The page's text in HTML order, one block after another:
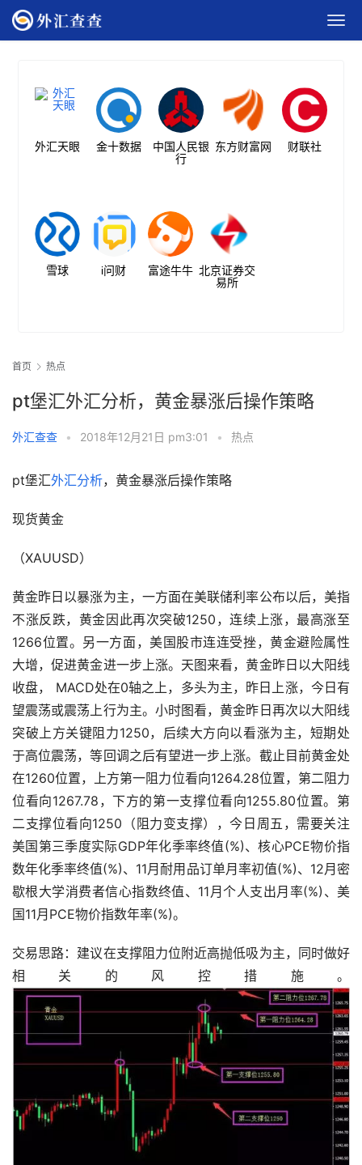
外汇天眼 金十数据
中国人民银
行
东方财富网 财联社
雪球 i问财 富途牛牛 北京证券交
易所
首页 热点
pt堡汇外汇分析，黄金暴涨后操作策略
外汇查查 • 2018年12月21日 pm3:01 • 热点
pt堡汇外汇分析，黄金暴涨后操作策略
现货黄金
（XAUUSD）
黄金昨日以暴涨为主，一方面在美联储利率公布以后，美指
不涨反跌，黄金因此再次突破1250，连续上涨，最高涨至
1266位置。另一方面，美国股市连连受挫，黄金避险属性
大增，促进黄金进一步上涨。天图来看，黄金昨日以大阳线
收盘， MACD处在0轴之上，多头为主，昨日上涨，今日有
望震荡或震荡上行为主。小时图看，黄金昨日再次以大阳线
突破上方关键阻力1250，后续大方向以看涨为主，短期处
于高位震荡，等回调之后有望进一步上涨。截止目前黄金处
在1260位置，上方第一阻力位看向1264.28位置，第二阻力
位看向1267.78，下方的第一支撑位看向1255.80位置。第
二支撑位看向1250（阻力变支撑），今日周五，需要关注
美国第三季度实际GDP年化季率终值(%)、核心PCE物价指
数年化季率终值(%)、11月耐用品订单月率初值(%)、12月密
歇根大学消费者信心指数终值、11月个人支出月率(%)、美
国11月PCE物价指数年率(%)。
交易思路：建议在支撑阻力位附近高抛低吸为主，同时做好
相关的风控措施。